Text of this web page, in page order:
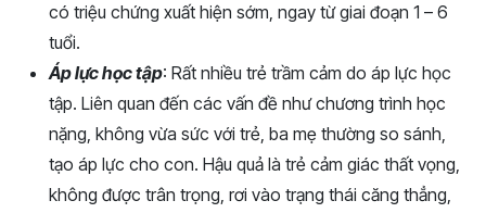
có triệu chứng xuất hiện sớm, ngay từ giai đoạn 1 – 6
tuổi.
Áp lực học tập: Rất nhiều trẻ trầm cảm do áp lực học
tập. Liên quan đến các vấn đề như chương trình học
nặng, không vừa sức với trẻ, ba mẹ thường so sánh,
tạo áp lực cho con. Hậu quả là trẻ cảm giác thất vọng,
không được trân trọng, rơi vào trạng thái căng thẳng,